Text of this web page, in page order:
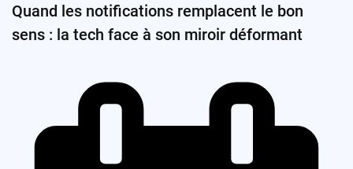
Quand les notifications remplacent le bon
sens : la tech face à son miroir déformant